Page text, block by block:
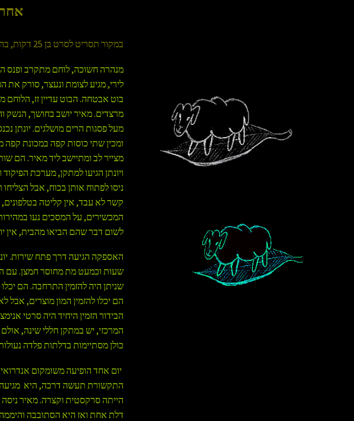
במקור תסריט לסרט בן 25 דקות, בהנחיית ערן קולירין, בית הספר לתסריטאות
מנהרה חשוכה, לוחם מתקרב ופנס
לירי, מגיע לצומת ונעצר, סורק
בוט אבטחה. הבוט עדיין זז, הלוחם
מרצדים. מאיר יושב בחושך, הנשק
מעל פסגות הרים מושלגים. יונתן
ומכין שתי כוסות קפה במכונת
מצייר לב ומתיישב ליד מאיר. הם
ויונתן הגיעו למתקן, מערכת
ניסו לפתוח אותן בכוח, אבל
קשר לא עבד, אין קליטה
המכשירים, על המסכים נעו
לשום דבר שהם הביאו מהבית, אין
שעות וכמעט מת מחוסר חמצן. עם
הם יכלו להזמין המון מוצרים,
הבידור הזמין היחיד היה סרטי
המרכזי, יש במתקן חללי שינה,
כולן מסתיימות בדלתות פלדה
יום אחד הופיעה משומקום
התקשורת תעשה דרכה, היא מגיעה
הייתה סרקסטית וקצרה. מאיר